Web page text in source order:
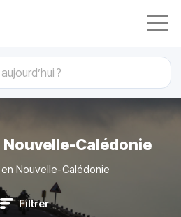
Calédonie
Nouvelle-Calédonie
Filtrer